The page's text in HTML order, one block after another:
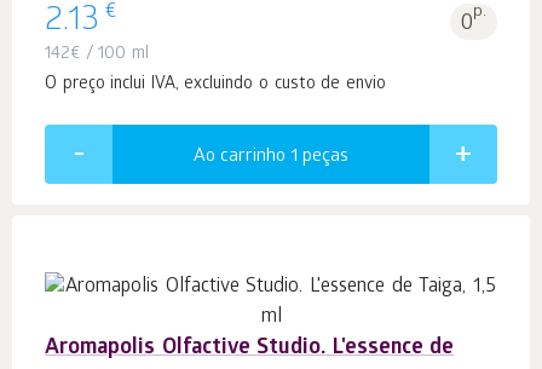
2.13 € 0p.
142€ / 100 ml
O preço inclui IVA, excluindo o custo de envio
Ao carrinho 1 peças
Aromapolis Olfactive Studio. L'essence de